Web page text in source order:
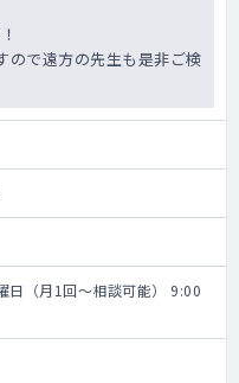
ので遠方の先生も是非ご検
日（月1回～相談可能） 9:00